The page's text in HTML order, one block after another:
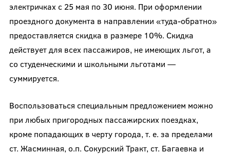
электричках с 25 мая по 30 июня. При оформлении
проездного документа в направлении «туда-обратно»
предоставляется скидка в размере 10%. Скидка
действует для всех пассажиров, не имеющих льгот, а
со студенческими и школьными льготами —
суммируется.
Воспользоваться специальным предложением можно
при любых пригородных пассажирских поездках,
кроме попадающих в черту города, т. е. за пределами
ст. Жасминная, о.п. Сокурский Тракт, ст. Багаевка и